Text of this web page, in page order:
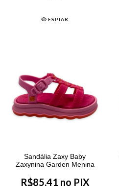
ESPIAR
Sandália Zaxy Baby
Zaxynina Garden Menina
R$85,41 no PIX